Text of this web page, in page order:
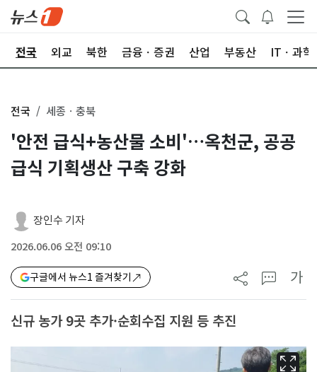
전국 외교 북한 금융ㆍ증권 산업 부동산 ITㆍ과학
전국 세종ㆍ충북
'안전 급식+농산물 소비'…옥천군, 공공
급식 기획생산 구축 강화
장인수 기자
2026.06.06 오전 09:10
구글에서 뉴스1 즐겨찾기 가
신규 농가 9곳 추가·순회수집 지원 등 추진